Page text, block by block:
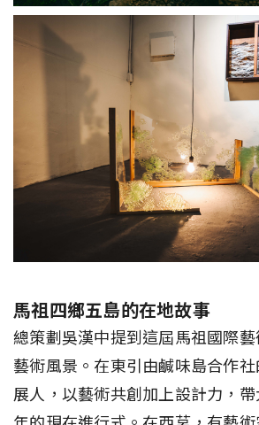
馬祖四鄉五島的在地故事
總策劃吳漢中提到這屆馬祖國際
藝術風景。在東引由鹹味島合作
展人，以藝術共創加上設計力，